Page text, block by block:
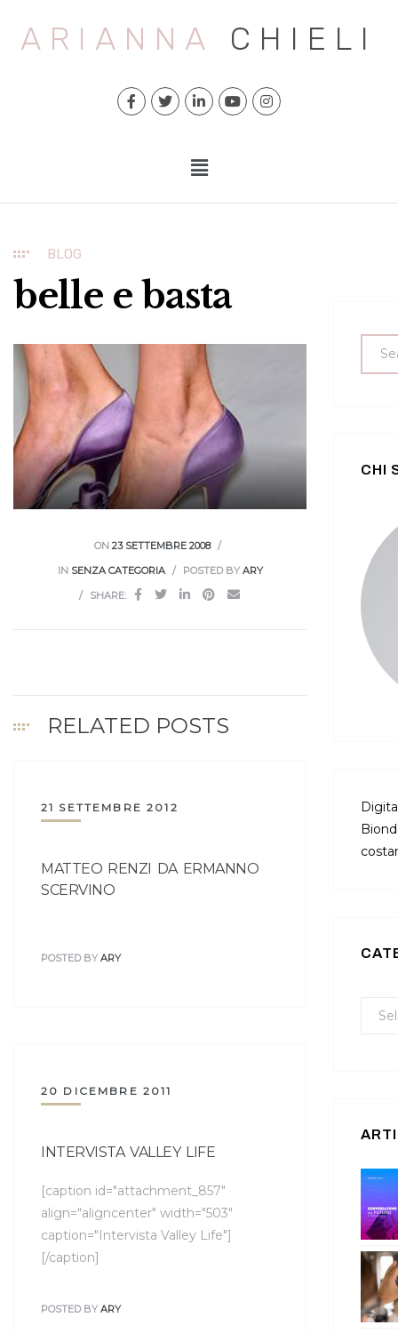
ARIANNA CHIELI
BLOG
belle e basta
ON 23 SETTEMBRE 2008
IN SENZA CATEGORIA POSTED BY ARY
SHARE:
RELATED POSTS
21 SETTEMBRE 2012
MATTEO RENZI DA ERMANNO
SCERVINO
POSTED BY ARY
20 DICEMBRE 2011
INTERVISTA VALLEY LIFE
[caption id="attachment_857"
align="aligncenter" width="503"
caption="Intervista Valley Life"]
[/caption]
POSTED BY ARY
CHI